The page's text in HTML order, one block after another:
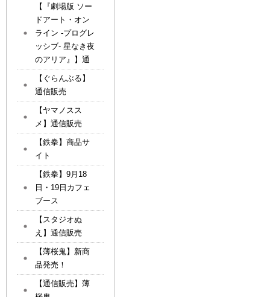
【『劇場版 ソー
ドアート・オン
ライン -プログレ
ッシブ- 星なき夜
のアリア』】通
【ぐらんぶる】
通信販売
【ヤマノスス
メ】通信販売
【鉄拳】商品サ
イト
【鉄拳】9月18
日・19日カフェ
ブース
【スタジオぬ
え】通信販売
【薄桜鬼】新商
品発売！
【通信販売】薄